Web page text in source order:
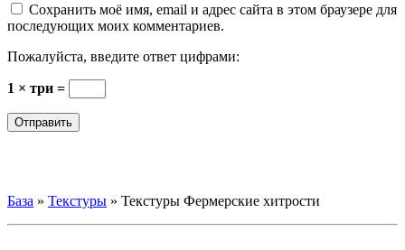
Сохранить моё имя, email и адрес сайта в этом браузере для
последующих моих комментариев.
Пожалуйста, введите ответ цифрами:
1 × три =
База » Текстуры » Текстуры Фермерские хитрости